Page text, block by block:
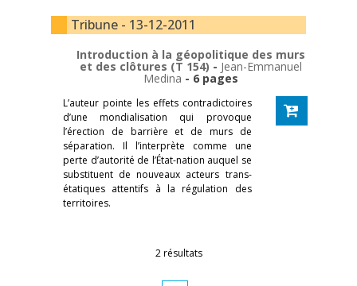
Tribune - 13-12-2011
Introduction à la géopolitique des murs
et des clôtures (T 154) - Jean-Emmanuel
Medina - 6 pages
L’auteur pointe les effets contradictoires
d’une mondialisation qui provoque
l’érection de barrière et de murs de
séparation. Il l’interprète comme une
perte d’autorité de l’État-nation auquel se
substituent de nouveaux acteurs trans-
étatiques attentifs à la régulation des
territoires.
2 résultats